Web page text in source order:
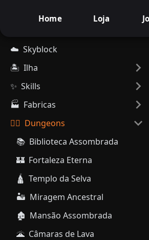
Home Loja
☁️ ​ Skyblock
🏝️ ​ Ilha
✨ ​ Skills
🏭 ​ Fabricas
🧟‍♂️ ​ Dungeons
📚 ​ Biblioteca Assombrada
🏰 ​ Fortaleza Eterna
🛕 ​ Templo da Selva
🏜️ ​ Miragem Ancestral
🏚️ ​ Mansão Assombrada
🌋 ​ Câmaras de Lava